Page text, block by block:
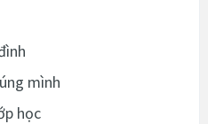
mình
học